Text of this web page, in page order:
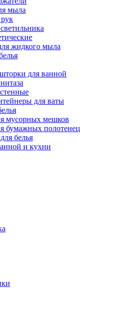
мыла
жидкого мыла
для ванной
для ваты
мусорных мешков
бумажных полотенец
белья
и кухни